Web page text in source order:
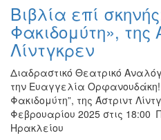
Βιβλία επί
Φακιδομύτη», της
Λίντγκρεν
Διαδραστικό Θεατρικό
την Ευαγγελία Ορφανουδάκη!
Φακιδομύτη”, της Άστριντ
Φεβρουαρίου 2025 στις
Ηρακλείου